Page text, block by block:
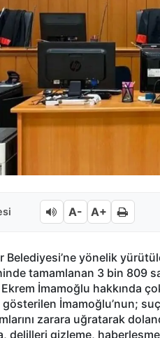
A- A+
Belediyesi’ne yönelik
tamamlanan 3 bin 809
İmamoğlu hakkında
gösterilen İmamoğlu’nun;
zarara uğratarak
delilleri gizleme,